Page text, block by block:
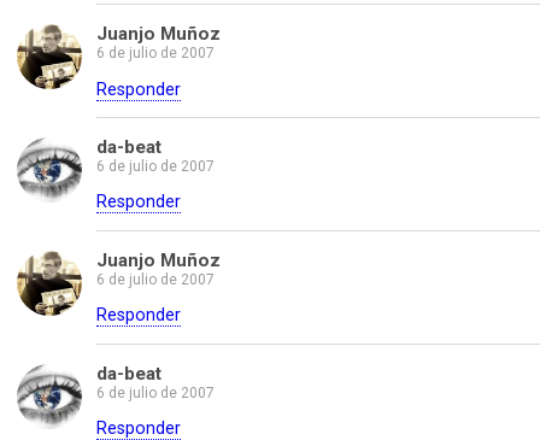
Juanjo Muñoz
6 de julio de 2007
Responder
da-beat
6 de julio de 2007
Responder
Juanjo Muñoz
6 de julio de 2007
Responder
da-beat
6 de julio de 2007
Responder